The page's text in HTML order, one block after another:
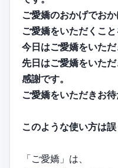
ご愛嬌のおかげでおか
ご愛嬌をいただくこ
今日はご愛嬌をいただ
先日はご愛嬌をいた
感謝です。
ご愛嬌をいただきお待
このような使い方は誤
「ご愛嬌」は、